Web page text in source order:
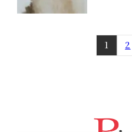
1 2